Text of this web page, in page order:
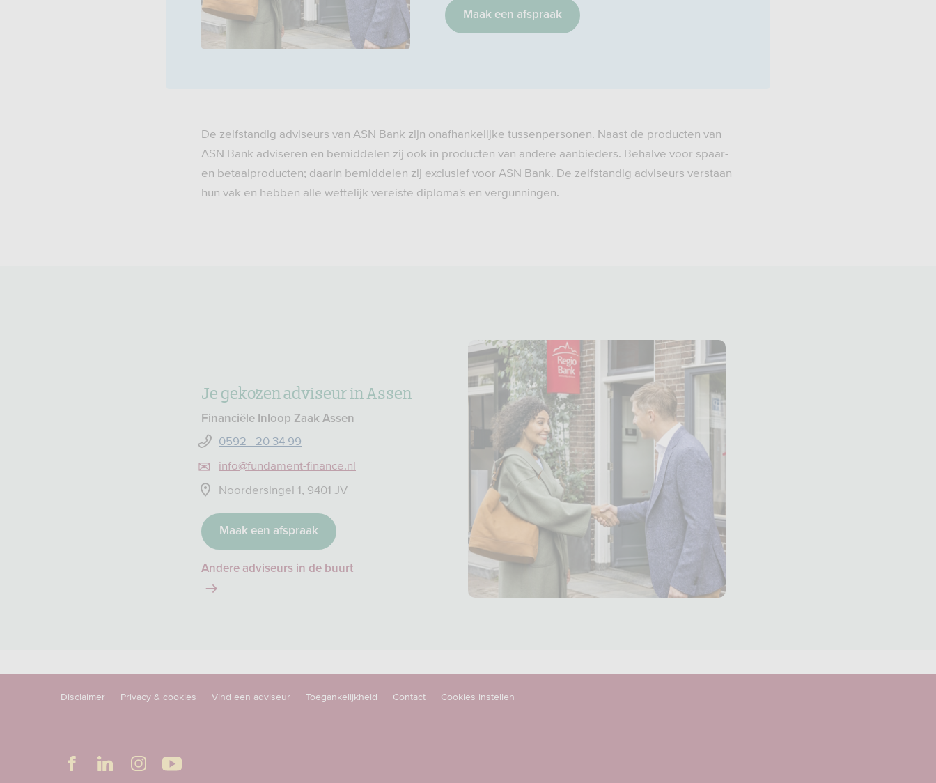
Maak een afspraak
De zelfstandig adviseurs van ASN Bank zijn onafhankelijke tussenpersonen. Naast de producten van
ASN Bank adviseren en bemiddelen zij ook in producten van andere aanbieders. Behalve voor spaar-
en betaalproducten; daarin bemiddelen zij exclusief voor ASN Bank. De zelfstandig adviseurs verstaan
hun vak en hebben alle wettelijk vereiste diploma's en vergunningen.
Je gekozen adviseur in Assen
Financiële Inloop Zaak Assen
0592 - 20 34 99
info@fundament-finance.nl
Noordersingel 1, 9401 JV
Maak een afspraak
Andere adviseurs in de buurt
Disclaimer Privacy & cookies Vind een adviseur Toegankelijkheid Contact Cookies instellen